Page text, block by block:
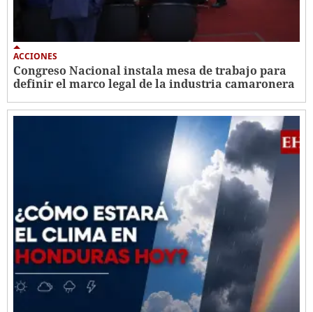
ACCIONES
Congreso Nacional instala mesa de trabajo para
definir el marco legal de la industria camaronera